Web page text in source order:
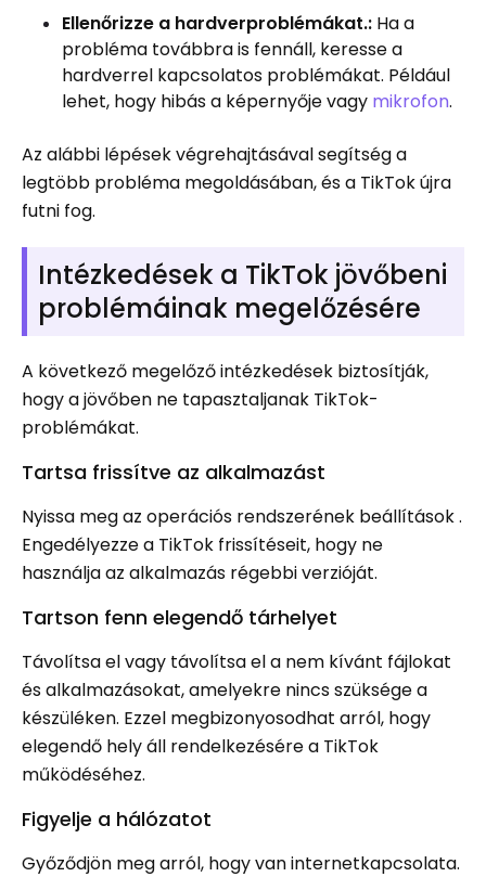
Ellenőrizze a hardverproblémákat.: Ha a
probléma továbbra is fennáll, keresse a
hardverrel kapcsolatos problémákat. Például
lehet, hogy hibás a képernyője vagy mikrofon.
Az alábbi lépések végrehajtásával segítség a
legtöbb probléma megoldásában, és a TikTok újra
futni fog.
Intézkedések a TikTok jövőbeni
problémáinak megelőzésére
A következő megelőző intézkedések biztosítják,
hogy a jövőben ne tapasztaljanak TikTok-
problémákat.
Tartsa frissítve az alkalmazást
Nyissa meg az operációs rendszerének beállítások .
Engedélyezze a TikTok frissítéseit, hogy ne
használja az alkalmazás régebbi verzióját.
Tartson fenn elegendő tárhelyet
Távolítsa el vagy távolítsa el a nem kívánt fájlokat
és alkalmazásokat, amelyekre nincs szüksége a
készüléken. Ezzel megbizonyosodhat arról, hogy
elegendő hely áll rendelkezésére a TikTok
működéséhez.
Figyelje a hálózatot
Győződjön meg arról, hogy van internetkapcsolata.